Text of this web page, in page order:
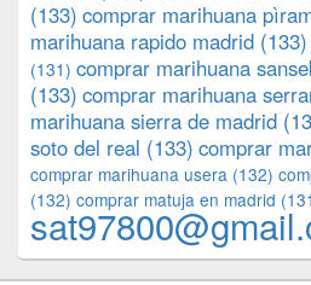
(133) comprar marihuana
marihuana rapido madrid (133)
(131) comprar marihuana
(133) comprar marihuana
marihuana sierra de madrid
soto del real (133) comprar
comprar marihuana usera (132)
(132) comprar matuja en madrid